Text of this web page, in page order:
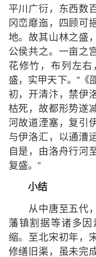
平川广衍，东西数
冈峦靡迤，四顾可
地。故其山林之盛
公侯共之。一亩之
花修竹，布列左
盛，实甲天下。”《
初，开清汴，禁伊
枯死，故都形势遂
河故道湮塞，复引
与伊洛汇，以通漕
自是，由洛舟行河
复盛。”
小结
从中唐至五代，
藩镇割据等诸多
缩。至北宋初年，
修缮旧渠，虽未完